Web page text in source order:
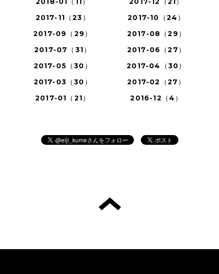
2017-11（23）
2017-10（24）
2017-09（29）
2017-08（29）
2017-07（31）
2017-06（27）
2017-05（30）
2017-04（30）
2017-03（30）
2017-02（27）
2017-01（21）
2016-12（4）